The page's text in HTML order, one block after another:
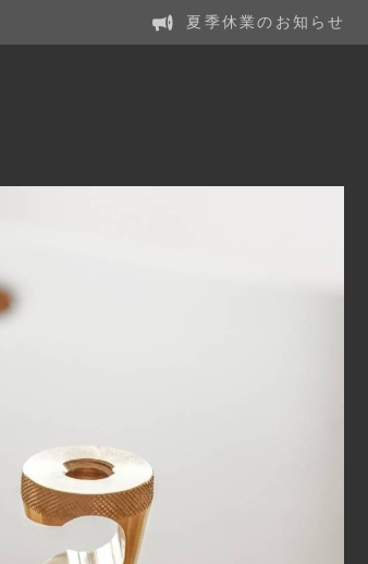
夏季休業のお知らせ